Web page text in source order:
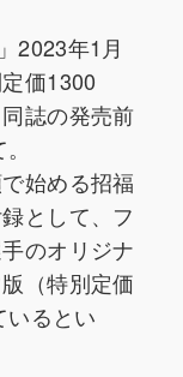
2023年1月
価1300
誌の発売前
始める招福
として、フ
のオリジナ
（特別定価
るとい